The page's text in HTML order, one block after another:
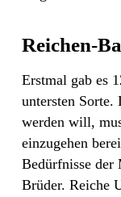
Reichen-
Erstmal gab es
untersten Sorte.
werden will,
einzugehen
Bedürfnisse der
Brüder. Reiche